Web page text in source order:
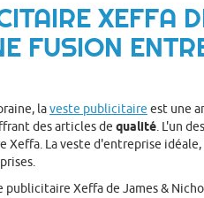
XEFFA
FUSION
laveste publicitaire est une
des articles de qualité. L'un
Xeffa. La veste d'entreprise
publicitaire Xeffa de James &